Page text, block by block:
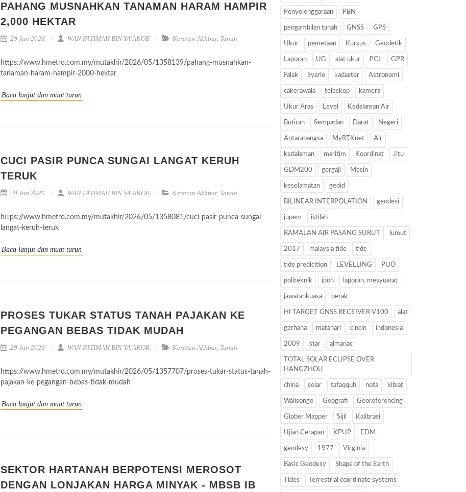
PAHANG MUSNAHKAN TANAMAN HARAM HAMPIR
2,000 HEKTAR
29 Jun 2026 WAN FATIMAH BIN YA'AKOB Keratan Akhbar, Tanah
https://www.hmetro.com.my/mutakhir/2026/05/1358139/pahang-musnahkan-
tanaman-haram-hampir-2000-hektar
Baca lanjut dan muat turun
CUCI PASIR PUNCA SUNGAI LANGAT KERUH
TERUK
29 Jun 2026 WAN FATIMAH BIN YA'AKOB Keratan Akhbar, Tanah
https://www.hmetro.com.my/mutakhir/2026/05/1358081/cuci-pasir-punca-sungai-
langat-keruh-teruk
Baca lanjut dan muat turun
PROSES TUKAR STATUS TANAH PAJAKAN KE
PEGANGAN BEBAS TIDAK MUDAH
29 Jun 2026 WAN FATIMAH BIN YA'AKOB Keratan Akhbar, Tanah
https://www.hmetro.com.my/mutakhir/2026/05/1357707/proses-tukar-status-tanah-
pajakan-ke-pegangan-bebas-tidak-mudah
Baca lanjut dan muat turun
SEKTOR HARTANAH BERPOTENSI MEROSOT
DENGAN LONJAKAN HARGA MINYAK - MBSB IB
Penyelenggaraan PBN
pengambilan tanah GNSS GPS
Ukur pemetaan Kursus Geodetik
Laporan UG alat ukur PCL GPR
Falak Syarie kadaster Astronomi
cakerawala teleskop kamera
Ukur Aras Level Kedalaman Air
Butiran Sempadan Darat Negeri
Antarabangsa MyRTKnet Air
kedalaman maritim Koordinat Jitu
GDM200 gergaji Mesin
keselamatan geoid
BILINEAR INTERPOLATION geodesi
jupem istilah
RAMALAN AIR PASANG SURUT lumut
2017 malaysia tide tide
tide predicition LEVELLING PUO
politeknik ipoh laporan. mesyuarat
jawatankuasa perak
HI TARGET GNSS RECEIVER V100 alat
gerhana matahari cincin indonesia
2009 star almanac
TOTAL SOLAR ECLIPSE OVER
HANGZHOU
china solar tafaqquh nota kiblat
Walisongo Geografi Georeferencing
Glober Mapper Sijil Kalibrasi
Ujian Cerapan KPUP EDM
geodesy 1977 Virginia
Basic Geodesy Shape of the Earth
Tides Terrestrial coordinate systems